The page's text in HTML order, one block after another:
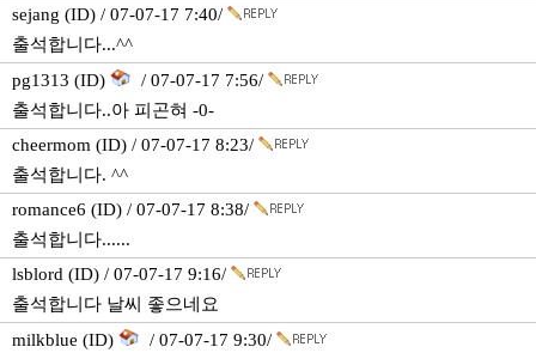
sejang (ID) / 07-07-17 7:40/
출석합니다...^^
pg1313 (ID)
/ 07-07-17 7:56/
출석합니다..아 피곤혀 -0-
cheermom (ID) / 07-07-17 8:23/
출석합니다. ^^
romance6 (ID) / 07-07-17 8:38/
출석합니다......
lsblord (ID) / 07-07-17 9:16/
출석합니다 날씨 좋으네요
milkblue (ID)
/ 07-07-17 9:30/